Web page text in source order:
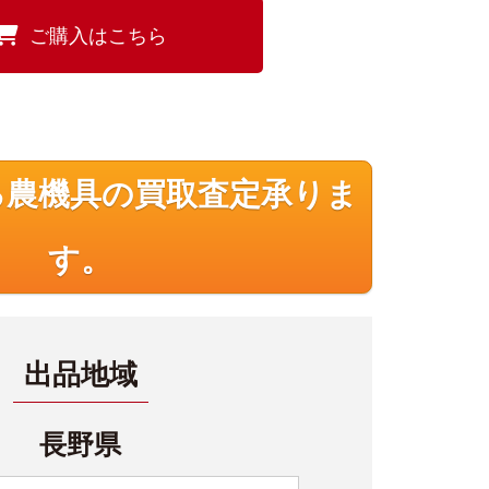
ご購入はこちら
機具の買取査定承りま
す。
出品地域
長野県